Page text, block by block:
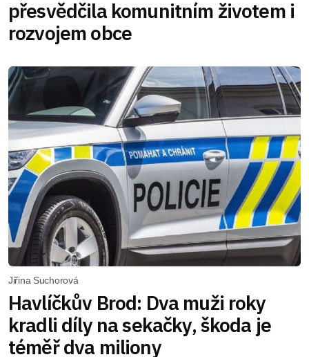
přesvědčila komunitním životem i
rozvojem obce
Jiřina Suchorová
Havlíčkův Brod: Dva muži roky
kradli díly na sekačky, škoda je
téměř dva miliony